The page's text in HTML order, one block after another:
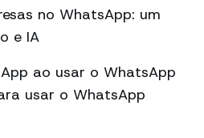
no WhatsApp: um
e IA
ao usar o WhatsApp
usar o WhatsApp